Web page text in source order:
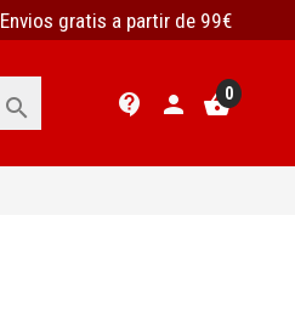
Envios gratis a partir de 99€
 contact_support person shopping_basket0